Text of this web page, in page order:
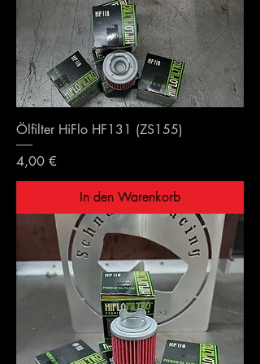
Ölfilter HiFlo HF131 (ZS155)
Preis
4,00 €
In den Warenkorb